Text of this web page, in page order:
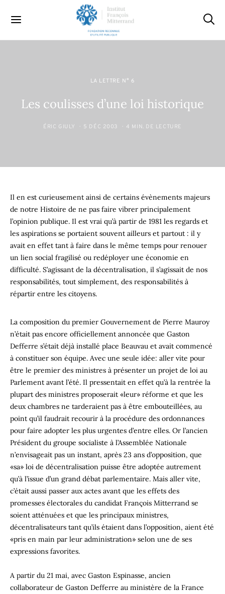
LA LETTRE N° 6
Les coulisses d’une loi historique
ÉRIC GIULY 5 DÉC 2003 4 MIN. DE LECTURE
Il en est curieusement ainsi de certains évènements majeurs
de notre Histoire de ne pas faire vibrer principalement
l’opinion publique. Il est vrai qu’à partir de 1981 les regards et
les aspirations se portaient souvent ailleurs et partout : il y
avait en effet tant à faire dans le même temps pour renouer
un lien social fragilisé ou redéployer une économie en
difficulté. S’agissant de la décentralisation, il s’agissait de nos
responsabilités, tout simplement, des responsabilités à
répartir entre les citoyens.
La composition du premier Gouvernement de Pierre Mauroy
n’était pas encore officiellement annoncée que Gaston
Defferre s’était déjà installé place Beauvau et avait commencé
à constituer son équipe. Avec une seule idée: aller vite pour
être le premier des ministres à présenter un projet de loi au
Parlement avant l’été. Il pressentait en effet qu’à la rentrée la
plupart des ministres proposerait «leur» réforme et que les
deux chambres ne tarderaient pas à être embouteillées, au
point qu’il faudrait recourir à la procédure des ordonnances
pour faire adopter les plus urgentes d’entre elles. Or l’ancien
Président du groupe socialiste à l’Assemblée Nationale
n’envisageait pas un instant, après 23 ans d’opposition, que
«sa» loi de décentralisation puisse être adoptée autrement
qu’à l’issue d’un grand débat parlementaire. Mais aller vite,
c’était aussi passer aux actes avant que les effets des
promesses électorales du candidat François Mitterrand se
soient atténuées et que les principaux ministres,
décentralisateurs tant qu’ils étaient dans l’opposition, aient été
«pris en main par leur administration» selon une de ses
expressions favorites.
A partir du 21 mai, avec Gaston Espinasse, ancien
collaborateur de Gaston Defferre au ministère de la France